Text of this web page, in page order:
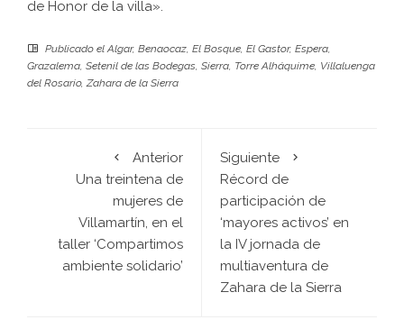
de Honor de la villa».
Publicado elAlgar, Benaocaz, El Bosque, El Gastor, Espera,
Grazalema, Setenil de las Bodegas, Sierra, Torre Alháquime, Villaluenga
del Rosario,Zahara de la Sierra
Anterior
Una treintena de
mujeres de
Villamartín, en el
taller ‘Compartimos
ambiente solidario’
Siguiente
Récord de
participación de
‘mayores activos’ en
la IV jornada de
multiaventura de
Zahara de la Sierra